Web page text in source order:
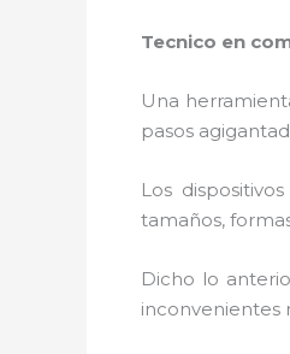
Tecnico en
Una
pasos
Los
tamaños,
Dicho lo
inconvenientes